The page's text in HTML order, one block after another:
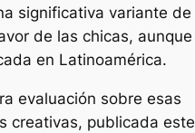
significativa variante de
de las chicas, aunque
en Latinoamérica.
evaluación sobre esas
creativas, publicada este